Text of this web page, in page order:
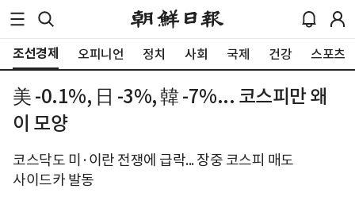
조선경제 오피니언 정치 사회 국제 건강 스포츠
美 -0.1%, 日 -3%, 韓 -7%... 코스피만 왜
이 모양
코스닥도 미·이란 전쟁에 급락... 장중 코스피 매도
사이드카 발동